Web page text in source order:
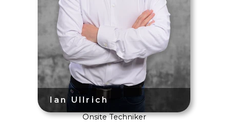
Onsite Techniker